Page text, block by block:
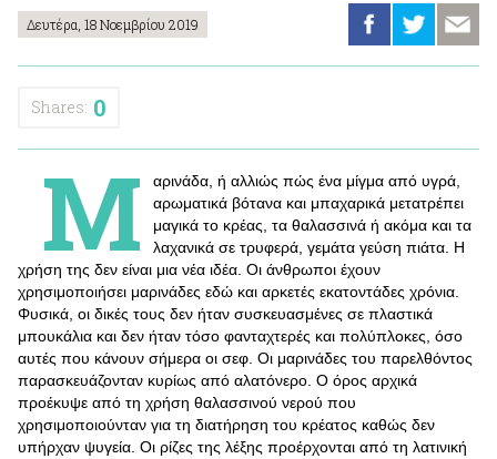
Δευτέρα, 18 Νοεμβρίου 2019
Shares: 0
Μ
αρινάδα, ή αλλιώς πώς ένα μίγμα από υγρά,
αρωματικά βότανα και μπαχαρικά μετατρέπει
μαγικά το κρέας, τα θαλασσινά ή ακόμα και τα
λαχανικά σε τρυφερά, γεμάτα γεύση πιάτα. Η
χρήση της δεν είναι μια νέα ιδέα. Οι άνθρωποι έχουν
χρησιμοποιήσει μαρινάδες εδώ και αρκετές εκατοντάδες χρόνια.
Φυσικά, οι δικές τους δεν ήταν συσκευασμένες σε πλαστικά
μπουκάλια και δεν ήταν τόσο φανταχτερές και πολύπλοκες, όσο
αυτές που κάνουν σήμερα οι σεφ. Οι μαρινάδες του παρελθόντος
παρασκευάζονταν κυρίως από αλατόνερο. Ο όρος αρχικά
προέκυψε από τη χρήση θαλασσινού νερού που
χρησιμοποιούνταν για τη διατήρηση του κρέατος καθώς δεν
υπήρχαν ψυγεία. Οι ρίζες της λέξης προέρχονται από τη λατινική